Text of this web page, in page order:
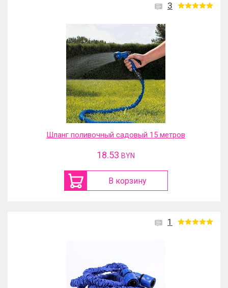
3
Шланг поливочный садовый 15 метров
18.53 BYN
В корзину
1